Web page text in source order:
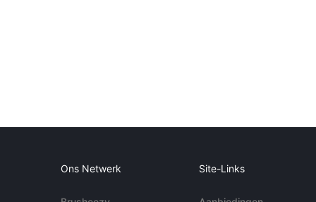
Ons Netwerk Site-Links